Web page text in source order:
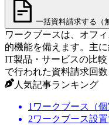
一括資料請求する（
ワークブースは、オフ
的機能を備えます。主
IT製品・サービスの比
で行われた資料請求回
人気記事ランキング
1 ワークブース（
2ワークブース設